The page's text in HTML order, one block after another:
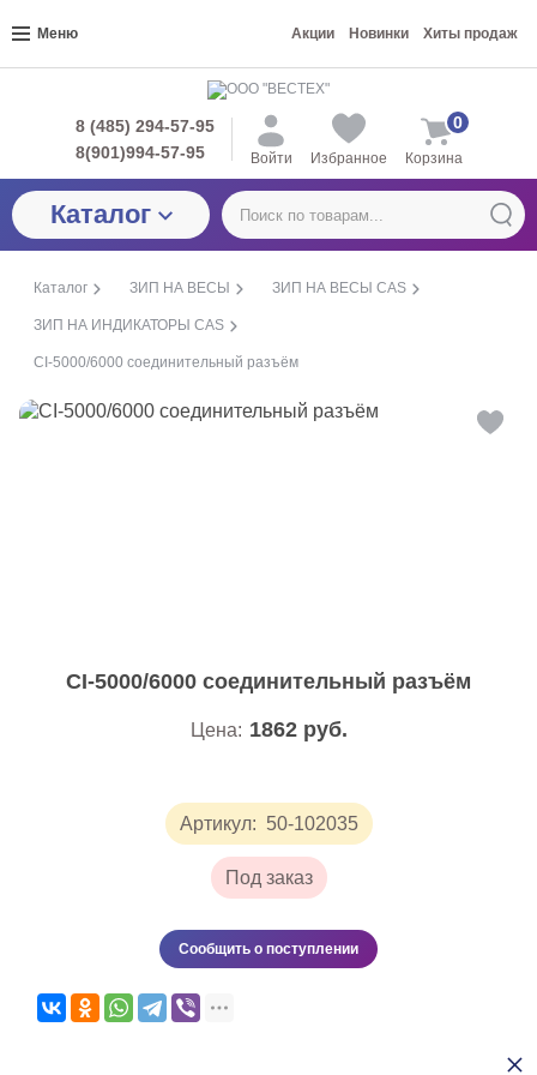
Меню Акции Новинки Хиты продаж
8 (485) 294-57-95
8(901)994-57-95
Войти Избранное Корзина
0
Каталог
Каталог ЗИП НА ВЕСЫ ЗИП НА ВЕСЫ CAS
ЗИП НА ИНДИКАТОРЫ CAS
CI-5000/6000 соединительный разъём
CI-5000/6000 соединительный разъём
Артикул: 50-102035
Под заказ
Цена: 1862 руб.
Сообщить о поступлении
×